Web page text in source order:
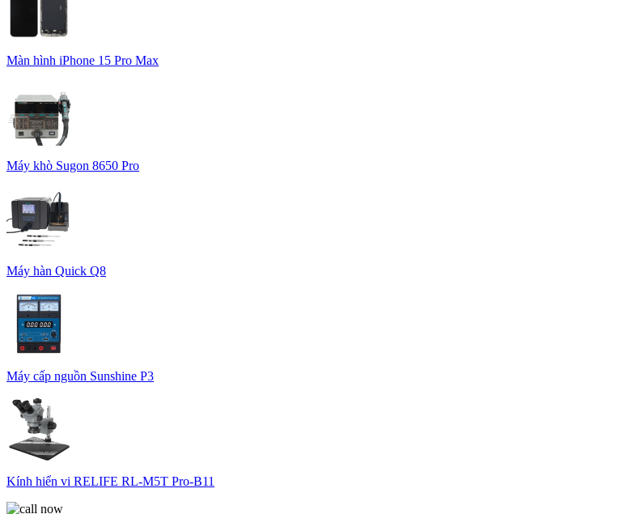
Màn hình iPhone 15 Pro Max
Máy khò Sugon 8650 Pro
Máy hàn Quick Q8
Máy cấp nguồn Sunshine P3
Kính hiển vi RELIFE RL-M5T Pro-B11